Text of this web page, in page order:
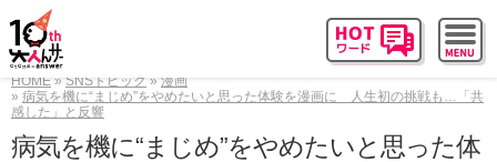
HOME SNSトピック
漫画
病気を機に“まじめ”をやめたいと思った体験を漫画に 人生初の挑戦も…「共
感した」と反響
病気を機に“まじめ”をやめたいと思った体